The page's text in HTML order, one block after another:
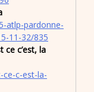
atlp-pardonne-
11-32/835
ce c’est, la
c-est-la-